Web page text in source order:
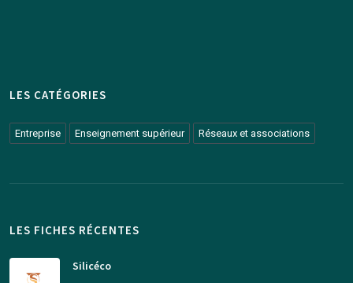
LES CATÉGORIES
Entreprise Enseignement supérieur Réseaux et associations
LES FICHES RÉCENTES
Silicéco